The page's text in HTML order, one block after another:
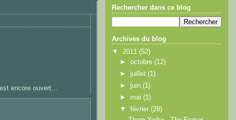
encore ouvert...
Rechercher dans ce blog
Archives du blog
▼ 2011 (52)
►octobre(12)
► juillet(1)
► juin(1)
► mai(1)
▼février(28)